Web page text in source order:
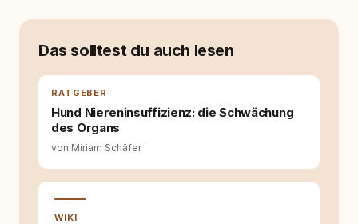
moderner Hundeerziehung
entsteht echte Bindung dort, wo Verständnis
Wissens- und Serviceportal für
Hundehalter:innen in Deutschland, Österreich
und der Schweiz. Meine Überzeugung:
Tierschutz beginnt mit Wissen. Wer seinen
Das solltest du auch lesen
RATGEBER
Hund Niereninsuffizienz: die Schwächung
des Organs
von Miriam Schäfer
WIKI